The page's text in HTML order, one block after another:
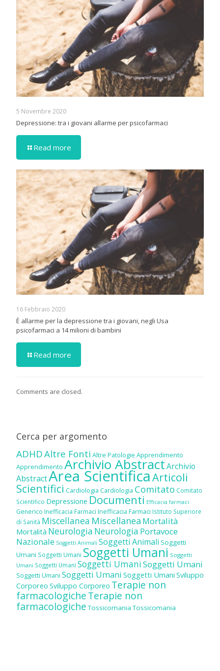
5 Novembre 2020
Depressione: tra i giovani allarme per psicofarmaci
Read more
16 Febbraio 2020
È allarme per la depressione tra i giovani, negli Usa
psicofarmaci a 14 milioni di bambini
Read more
Comments are closed.
Cerca per argomento
ADHDAltre Fonti Altre Patologie Apprendimento
Apprendimento Archivio AbstractArchivio
AbstractArea ScientificaArticoli
Scientifici Cardiologia Cardiologia Comitato Comitato
Scientifico Depressione Documenti Efficacia farmaci
Generico Inefficacia Farmaci Inefficacia Farmaci Istituto Superiore
di Sanità Miscellanea Miscellanea Mortalità
Mortalità Neurologia Neurologia Portavoce
Nazionale Soggetti Animali Soggetti Animali Soggetti
Umani Soggetti Umani Soggetti Umani Soggetti
Umani Soggetti Umani Soggetti UmaniSoggetti Umani
Soggetti Umani Soggetti Umani Soggetti Umani Sviluppo
Corporeo Sviluppo Corporeo Terapie non
farmacologicheTerapie non
farmacologiche Tossicomania Tossicomania